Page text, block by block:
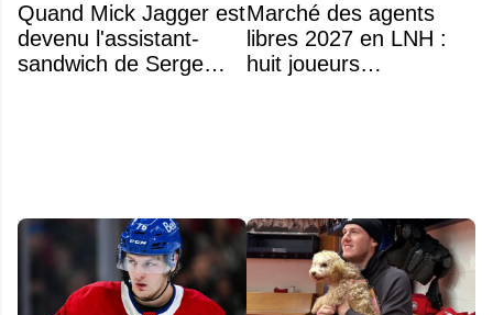
Quand Mick Jagger est
devenu l'assistant-
sandwich de Serge
Marché des agents
libres 2027 en LNH :
huit joueurs